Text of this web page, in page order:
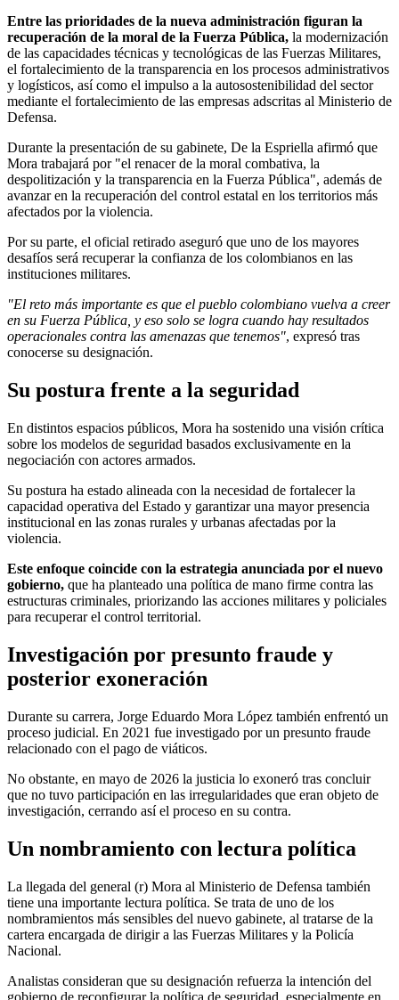
Entre las prioridades de la nueva administración figuran la
recuperación de la moral de la Fuerza Pública, la modernización
de las capacidades técnicas y tecnológicas de las Fuerzas Militares,
el fortalecimiento de la transparencia en los procesos administrativos
y logísticos, así como el impulso a la autosostenibilidad del sector
mediante el fortalecimiento de las empresas adscritas al Ministerio de
Defensa.
Durante la presentación de su gabinete, De la Espriella afirmó que
Mora trabajará por "el renacer de la moral combativa, la
despolitización y la transparencia en la Fuerza Pública", además de
avanzar en la recuperación del control estatal en los territorios más
afectados por la violencia.
Por su parte, el oficial retirado aseguró que uno de los mayores
desafíos será recuperar la confianza de los colombianos en las
instituciones militares.
"El reto más importante es que el pueblo colombiano vuelva a creer
en su Fuerza Pública, y eso solo se logra cuando hay resultados
operacionales contra las amenazas que tenemos", expresó tras
conocerse su designación.
Su postura frente a la seguridad
En distintos espacios públicos, Mora ha sostenido una visión crítica
sobre los modelos de seguridad basados exclusivamente en la
negociación con actores armados.
Su postura ha estado alineada con la necesidad de fortalecer la
capacidad operativa del Estado y garantizar una mayor presencia
institucional en las zonas rurales y urbanas afectadas por la
violencia.
Este enfoque coincide con la estrategia anunciada por el nuevo
gobierno, que ha planteado una política de mano firme contra las
estructuras criminales, priorizando las acciones militares y policiales
para recuperar el control territorial.
Investigación por presunto fraude y
posterior exoneración
Durante su carrera, Jorge Eduardo Mora López también enfrentó un
proceso judicial. En 2021 fue investigado por un presunto fraude
relacionado con el pago de viáticos.
No obstante, en mayo de 2026 la justicia lo exoneró tras concluir
que no tuvo participación en las irregularidades que eran objeto de
investigación, cerrando así el proceso en su contra.
Un nombramiento con lectura política
La llegada del general (r) Mora al Ministerio de Defensa también
tiene una importante lectura política. Se trata de uno de los
nombramientos más sensibles del nuevo gabinete, al tratarse de la
cartera encargada de dirigir a las Fuerzas Militares y la Policía
Nacional.
Analistas consideran que su designación refuerza la intención del
gobierno de reconfigurar la política de seguridad, especialmente en